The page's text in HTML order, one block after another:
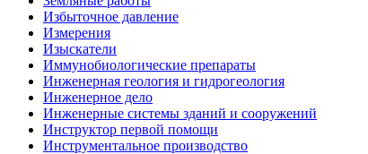
Избыточное давление
Измерения
Изыскатели
Иммунобиологические препараты
Инженерная геология и гидрогеология
Инженерное дело
Инженерные системы зданий и сооружений
Инструктор первой помощи
Инструментальное производство